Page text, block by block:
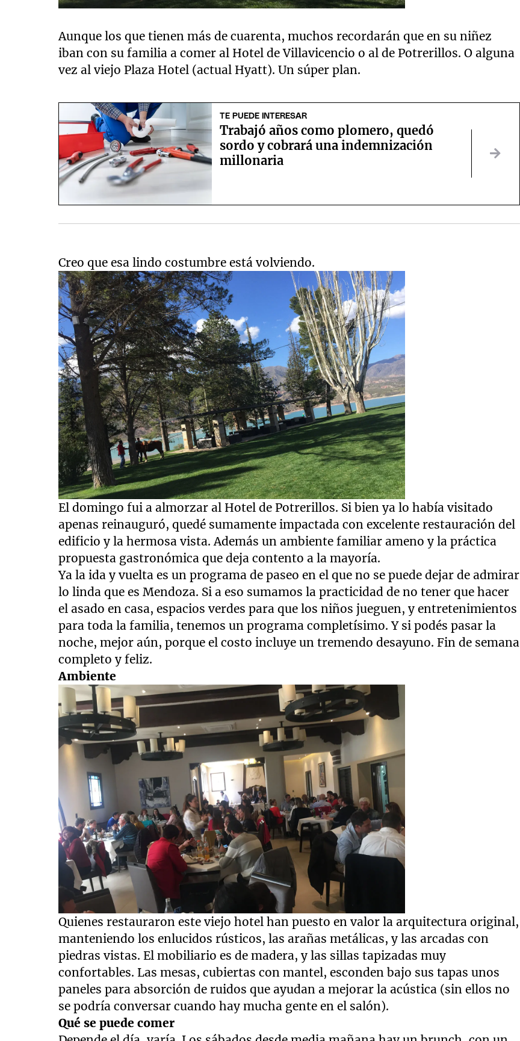
Aunque los que tienen más de cuarenta, muchos recordarán que en su niñez
iban con su familia a comer al Hotel de Villavicencio o al de Potrerillos. O alguna
vez al viejo Plaza Hotel (actual Hyatt). Un súper plan.
TE PUEDE INTERESAR
Trabajó años como plomero, quedó
sordo y cobrará una indemnización
millonaria
Creo que esa lindo costumbre está volviendo.
El domingo fui a almorzar al Hotel de Potrerillos. Si bien ya lo había visitado
apenas reinauguró, quedé sumamente impactada con excelente restauración del
edificio y la hermosa vista. Además un ambiente familiar ameno y la práctica
propuesta gastronómica que deja contento a la mayoría.
Ya la ida y vuelta es un programa de paseo en el que no se puede dejar de admirar
lo linda que es Mendoza. Si a eso sumamos la practicidad de no tener que hacer
el asado en casa, espacios verdes para que los niños jueguen, y entretenimientos
para toda la familia, tenemos un programa completísimo. Y si podés pasar la
noche, mejor aún, porque el costo incluye un tremendo desayuno. Fin de semana
completo y feliz.
Ambiente
Quienes restauraron este viejo hotel han puesto en valor la arquitectura original,
manteniendo los enlucidos rústicos, las arañas metálicas, y las arcadas con
piedras vistas. El mobiliario es de madera, y las sillas tapizadas muy
confortables. Las mesas, cubiertas con mantel, esconden bajo sus tapas unos
paneles para absorción de ruidos que ayudan a mejorar la acústica (sin ellos no
se podría conversar cuando hay mucha gente en el salón).
Qué se puede comer